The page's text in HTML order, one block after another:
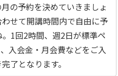
の予約を決めていきましょ
せて開講時間内で自由に予
1回2時間、週2日が標準ペ
入会金・月会費などをご入
了となります。